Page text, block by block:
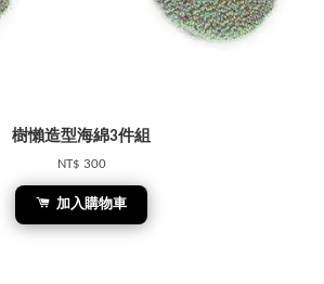
樹懶造型海綿3件組
NT$ 300
加入購物車